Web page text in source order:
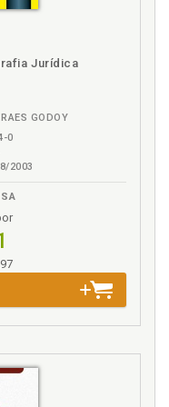
Direito, p. 41
os juristas, p. 52
p. 55
aprendizagem do
Jurídica
GODOY
0
2003